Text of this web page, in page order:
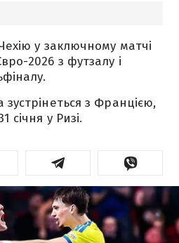
у заключному матчі
2026 з футзалу і
з Францією,
січня у Ризі.